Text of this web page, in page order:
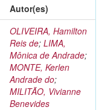
Autor(es)
OLIVEIRA, Hamilton
Reis de; LIMA,
Mônica de Andrade;
MONTE, Kerlen
Andrade do;
MILITÃO, Vivianne
Benevides